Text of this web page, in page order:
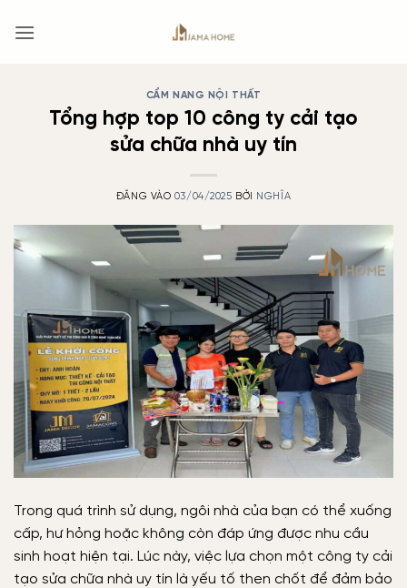
qua
CẨM NANG NỘI THẤT
Tổng hợp top 10 công ty cải tạo
sửa chữa nhà uy tín
ĐĂNG VÀO 03/04/2025 BỞI NGHĨA
Trong quá trình sử dụng, ngôi nhà của bạn có thể xuống
cấp, hư hỏng hoặc không còn đáp ứng được nhu cầu
sinh hoạt hiện tại. Lúc này, việc lựa chọn một công ty cải
tạo sửa chữa nhà uy tín là yếu tố then chốt để đảm bảo